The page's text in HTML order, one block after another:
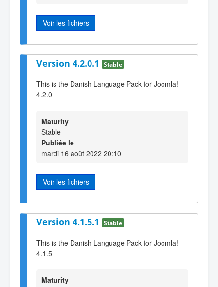
Voir les fichiers
Version 4.2.0.1 Stable
This is the Danish Language Pack for Joomla!
4.2.0
Maturity
Stable
Publiée le
mardi 16 août 2022 20:10
Voir les fichiers
Version 4.1.5.1 Stable
This is the Danish Language Pack for Joomla!
4.1.5
Maturity